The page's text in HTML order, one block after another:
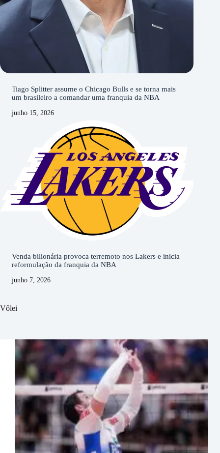
Tiago Splitter assume o Chicago Bulls e se torna mais
um brasileiro a comandar uma franquia da NBA
junho 15, 2026
Venda bilionária provoca terremoto nos Lakers e inicia
reformulação da franquia da NBA
junho 7, 2026
Vôlei